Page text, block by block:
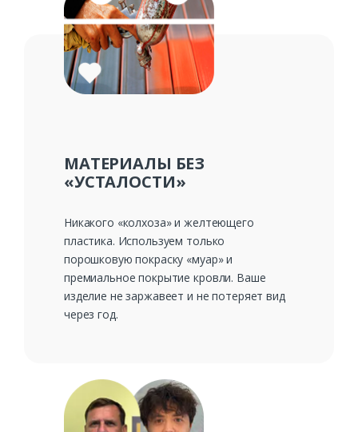
МАТЕРИАЛЫ БЕЗ
«УСТАЛОСТИ»
Никакого «колхоза» и желтеющего
пластика. Используем только
порошковую покраску «муар» и
премиальное покрытие кровли. Ваше
изделие не заржавеет и не потеряет вид
через год.